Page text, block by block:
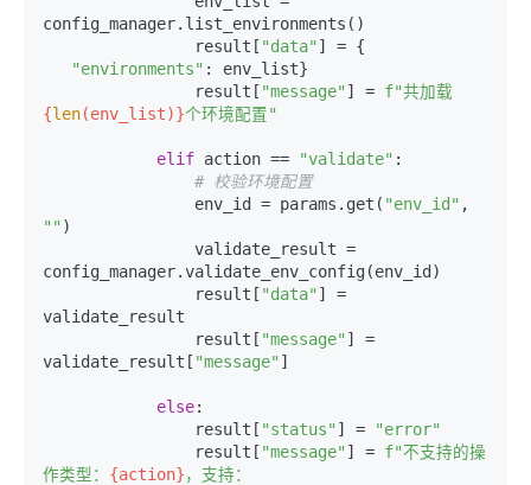
config_manager.list_environments()
                result[
"data" ] = {
"environments" : env_list}
                result[
"message" ] = f"共加载
{len(env_list)}个环境配置"
elif action == "validate" :
# 校验环境配置
                env_id = params.get(
"env_id"
"" )
config_manager.validate_env_config(env_id)
                result[
"data" ] =
validate_result
                result[
"message" ] =
validate_result[ "message" ]
else:
                result[
"status" ] =
"error"
                result[
"message" ] = f"不支持的操
作类型： {action}，支持：